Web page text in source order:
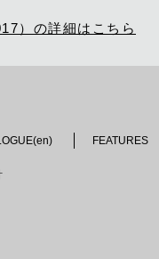
）の詳細はこちら
FEATURES